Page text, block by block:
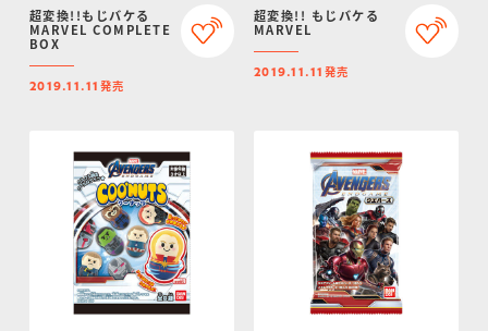
超変換!!もじバケる
MARVEL COMPLETE
BOX
2019.11.11 発売
超変換!! もじバケる
MARVEL
2019.11.11 発売